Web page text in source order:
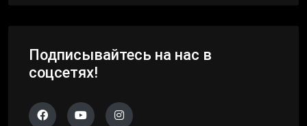
Подписывайтесь на нас в
соцсетях!